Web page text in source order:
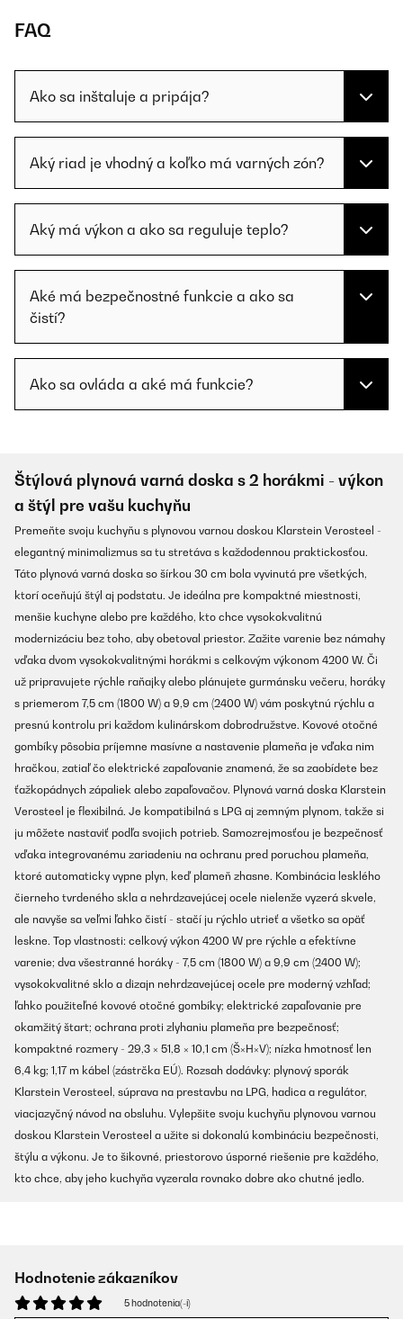
FAQ
Ako sa inštaluje a pripája?
Aký riad je vhodný a koľko má varných zón?
Aký má výkon a ako sa reguluje teplo?
Aké má bezpečnostné funkcie a ako sa
čistí?
Ako sa ovláda a aké má funkcie?
Štýlová plynová varná doska s 2 horákmi - výkon
a štýl pre vašu kuchyňu
Premeňte svoju kuchyňu s plynovou varnou doskou Klarstein Verosteel -
elegantný minimalizmus sa tu stretáva s každodennou praktickosťou.
Táto plynová varná doska so šírkou 30 cm bola vyvinutá pre všetkých,
ktorí oceňujú štýl aj podstatu. Je ideálna pre kompaktné miestnosti,
menšie kuchyne alebo pre každého, kto chce vysokokvalitnú
modernizáciu bez toho, aby obetoval priestor. Zažite varenie bez námahy
vďaka dvom vysokokvalitnými horákmi s celkovým výkonom 4200 W. Či
už pripravujete rýchle raňajky alebo plánujete gurmánsku večeru, horáky
s priemerom 7,5 cm (1800 W) a 9,9 cm (2400 W) vám poskytnú rýchlu a
presnú kontrolu pri každom kulinárskom dobrodružstve. Kovové otočné
gombíky pôsobia príjemne masívne a nastavenie plameňa je vďaka nim
hračkou, zatiaľ čo elektrické zapaľovanie znamená, že sa zaobídete bez
ťažkopádnych zápaliek alebo zapaľovačov. Plynová varná doska Klarstein
Verosteel je flexibilná. Je kompatibilná s LPG aj zemným plynom, takže si
ju môžete nastaviť podľa svojich potrieb. Samozrejmosťou je bezpečnosť
vďaka integrovanému zariadeniu na ochranu pred poruchou plameňa,
ktoré automaticky vypne plyn, keď plameň zhasne. Kombinácia lesklého
čierneho tvrdeného skla a nehrdzavejúcej ocele nielenže vyzerá skvele,
ale navyše sa veľmi ľahko čistí - stačí ju rýchlo utrieť a všetko sa opäť
leskne. Top vlastnosti: celkový výkon 4200 W pre rýchle a efektívne
varenie; dva všestranné horáky - 7,5 cm (1800 W) a 9,9 cm (2400 W);
vysokokvalitné sklo a dizajn nehrdzavejúcej ocele pre moderný vzhľad;
ľahko použiteľné kovové otočné gombíky; elektrické zapaľovanie pre
okamžitý štart; ochrana proti zlyhaniu plameňa pre bezpečnosť;
kompaktné rozmery - 29,3 × 51,8 × 10,1 cm (Š×H×V); nízka hmotnosť len
6,4 kg; 1,17 m kábel (zástrčka EÚ). Rozsah dodávky: plynový sporák
Klarstein Verosteel, súprava na prestavbu na LPG, hadica a regulátor,
viacjazyčný návod na obsluhu. Vylepšite svoju kuchyňu plynovou varnou
doskou Klarstein Verosteel a užite si dokonalú kombináciu bezpečnosti,
štýlu a výkonu. Je to šikovné, priestorovo úsporné riešenie pre každého,
kto chce, aby jeho kuchyňa vyzerala rovnako dobre ako chutné jedlo.
Hodnotenie zákazníkov
5 hodnotenia(-í)